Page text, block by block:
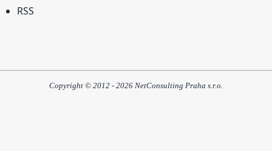
RSS
Copyright © 2012 - 2026 NetConsulting Praha s.r.o.